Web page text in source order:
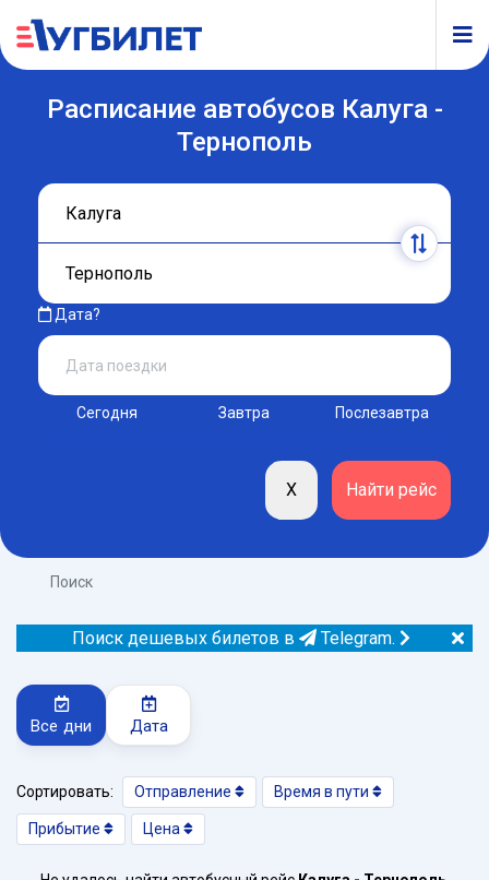
Расписание автобусов Калуга -
Тернополь
Дата?
Сегодня Завтра Послезавтра
Поиск
Поиск дешевых билетов в Telegram.
Все дни Дата
Сортировать: Отправление Время в пути
Прибытие Цена